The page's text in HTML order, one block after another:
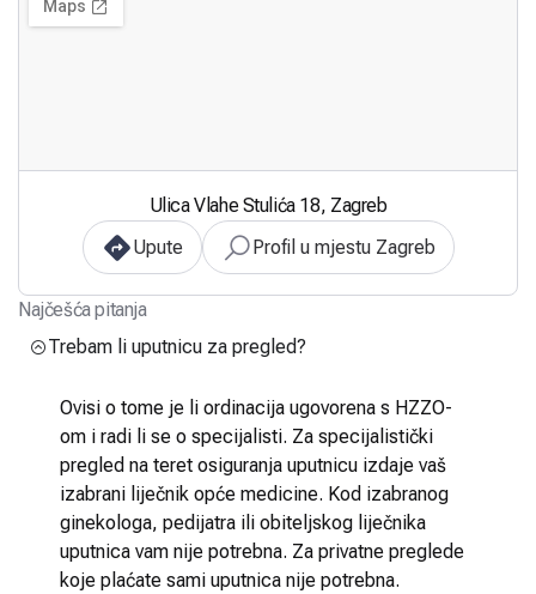
Ulica Vlahe Stulića 18, Zagreb
Upute
Profil u mjestu Zagreb
Najčešća pitanja
Trebam li uputnicu za pregled?
Ovisi o tome je li ordinacija ugovorena s HZZO-
om i radi li se o specijalisti. Za specijalistički
pregled na teret osiguranja uputnicu izdaje vaš
izabrani liječnik opće medicine. Kod izabranog
ginekologa, pedijatra ili obiteljskog liječnika
uputnica vam nije potrebna. Za privatne preglede
koje plaćate sami uputnica nije potrebna.